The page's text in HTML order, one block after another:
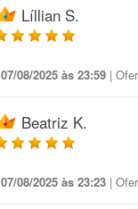
Líllian S.
07/08/2025 às 23:59 |
Beatriz K.
07/08/2025 às 23:23 |